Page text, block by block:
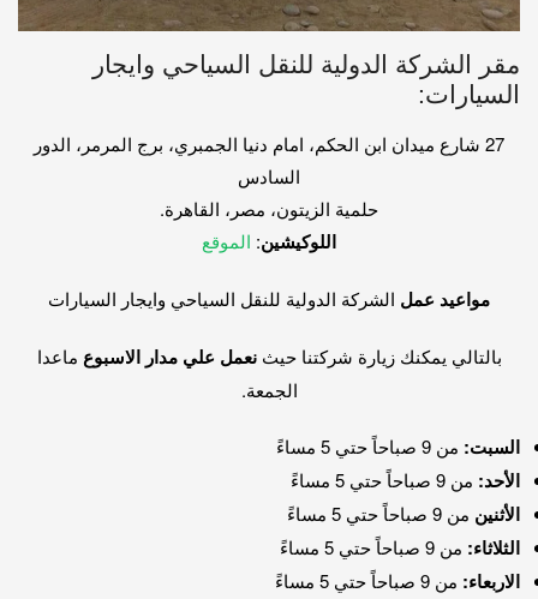
مقر الشركة الدولية للنقل السياحي وايجار
السيارات:
27 شارع ميدان ابن الحكم، امام دنيا الجمبري، برج المرمر، الدور
السادس
حلمية الزيتون، مصر، القاهرة.
اللوكيشين: الموقع
مواعيد عمل الشركة الدولية للنقل السياحي وايجار السيارات
بالتالي يمكنك زيارة شركتنا حيثنعمل علي مدار الاسبوع ماعدا
الجمعة.
السبت: من 9 صباحاً حتي 5 مساءً
الأحد: من 9 صباحاً حتي 5 مساءً
الأثنين من 9 صباحاً حتي 5 مساءً
الثلاثاء: من 9 صباحاً حتي 5 مساءً
الاربعاء: من 9 صباحاً حتي 5 مساءً